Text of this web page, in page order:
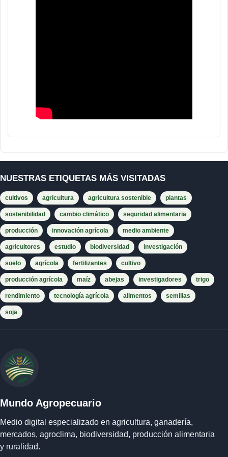
NUESTRAS ETIQUETAS MÁS VISITADAS
cultivos agricultura agricultura sostenible plantas
sostenibilidad cambio climático seguridad alimentaria
producción innovación agrícola medio ambiente
agricultores estudio biodiversidad investigación
suelo agrícola fertilizantes cultivo
producción agrícola maíz abejas investigadores trigo
rendimiento tecnología agrícola alimentos semillas
soja
Mundo Agropecuario
Medio digital especializado en agricultura, ganadería,
mercados, agroclima, biodiversidad, producción alimentaria
y ruralidad.